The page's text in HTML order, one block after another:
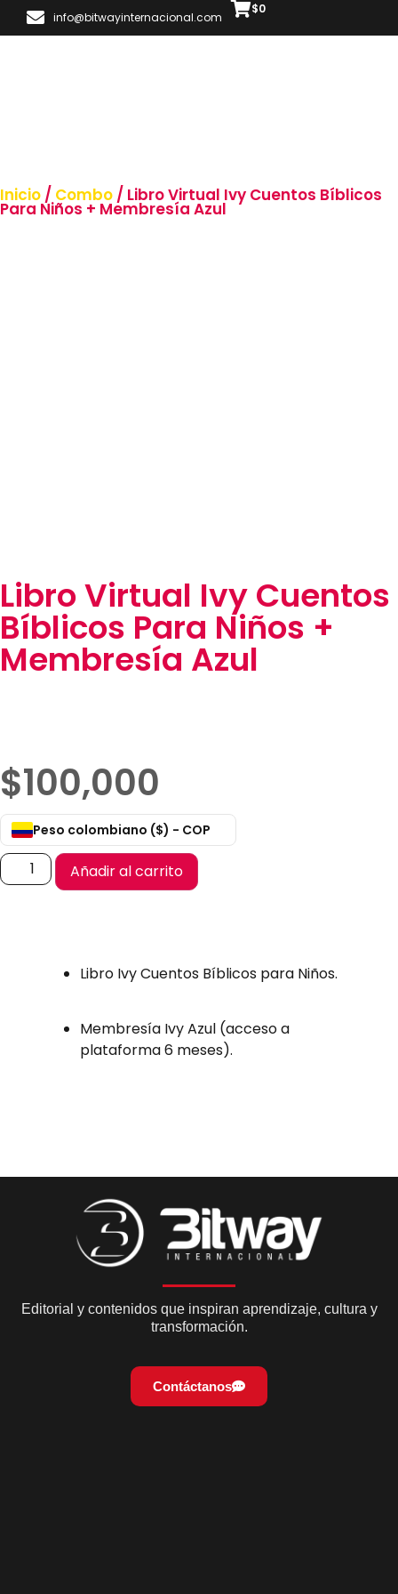
info@bitwayinternacional.com
$0
Inicio / Combo / Libro Virtual Ivy Cuentos Bíblicos
Para Niños + Membresía Azul
Libro Virtual Ivy Cuentos
Bíblicos Para Niños +
Membresía Azul
$100,000
Peso colombiano ($) - COP
Añadir al carrito
Libro Ivy Cuentos Bíblicos para Niños.
Membresía Ivy Azul (acceso a
plataforma 6 meses).
Editorial y contenidos que inspiran aprendizaje, cultura y
transformación.
Contáctanos